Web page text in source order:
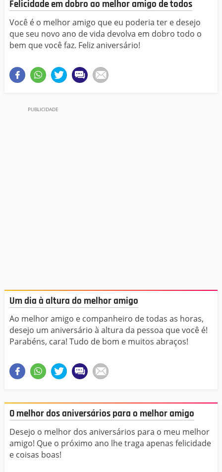
Felicidade em dobro ao melhor amigo de todos
Você é o melhor amigo que eu poderia ter e desejo
que seu novo ano de vida devolva em dobro todo o
bem que você faz. Feliz aniversário!
Um dia à altura do melhor amigo
Ao melhor amigo e companheiro de todas as horas,
desejo um aniversário à altura da pessoa que você é!
Parabéns, cara! Tudo de bom e muitos abraços!
O melhor dos aniversários para o melhor amigo
Desejo o melhor dos aniversários para o meu melhor
amigo! Que o próximo ano lhe traga apenas felicidade
e coisas boas!